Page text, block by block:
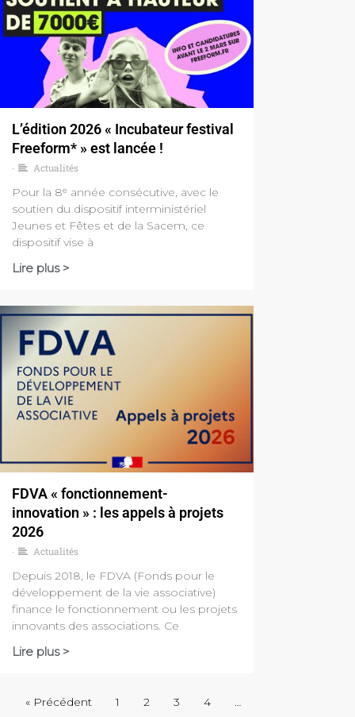
L’édition 2026 « Incubateur festival
Freeform* » est lancée !
• Actualités
Pour la 8ᵉ année consécutive, avec le
soutien du dispositif interministériel
Jeunes et Fêtes et de la Sacem, ce
dispositif vise à
Lire plus >
FDVA « fonctionnement-
innovation » : les appels à projets
2026
• Actualités
Depuis 2018, le FDVA (Fonds pour le
développement de la vie associative)
finance le fonctionnement ou les projets
innovants des associations. Ce
Lire plus >
« Précédent 1 2 3 4